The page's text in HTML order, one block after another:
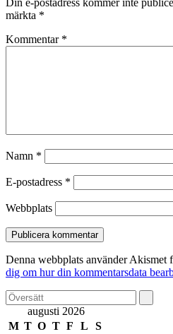
Din e-postadress kommer inte
märkta *
Kommentar *
Namn *
E-postadress *
Webbplats
Denna webbplats använder Akismet
dig om hur din kommentarsdata
augusti 2026
M T O T F L
S